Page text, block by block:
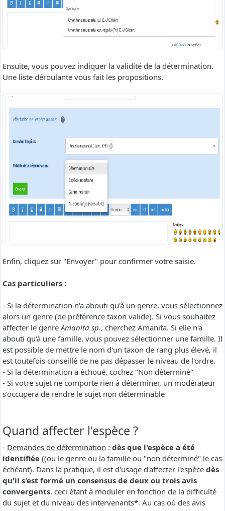
Ensuite, vous pouvez indiquer la validité de la détermination.
Une liste déroulante vous fait les propositions.
Enfin, cliquez sur "Envoyer" pour confirmer votre saisie.
Cas particuliers :
- Si la détermination n'a abouti qu'à un genre, vous sélectionnez
alors un genre (de préférence taxon valide). Si vous souhaitez
affecter le genreAmanita sp., cherchez Amanita. Si elle n'a
abouti qu'à une famille, vous pouvez sélectionner une famille. Il
est possible de mettre le nom d'un taxon de rang plus élevé, il
est toutefois conseillé de ne pas dépasser le niveau de l'ordre.
- Si la détermination a échoué, cochez "Non déterminé"
- Si votre sujet ne comporte rien à déterminer, un modérateur
s'occupera de rendre le sujet non déterminable
Quand affecter l'espèce ?
- Demandes de détermination : dès que l'espèce a été
identifiée ((ou le genre ou la famille ou "non déterminé" le cas
échéant). Dans la pratique, il est d'usage d'affecter l'espèce dès
qu'il s'est formé un consensus de deux ou trois avis
convergents, ceci étant à moduler en fonction de la difficulté
du sujet et du niveau des intervenants*. Au cas où des avis